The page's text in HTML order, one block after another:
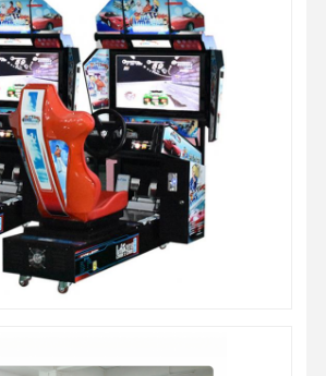
見積依頼
機
ードマシン
ーム・マシン